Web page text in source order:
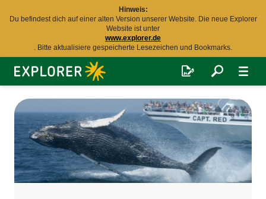
Hinweis:
Du befindest dich auf einer alten Version unserer Website. Die neue Explorer
Website ist unter
www.explorer.de
. Bitte aktualisiere gespeicherte Lesezeichen und Bookmarks.
Explorer
Fernreisen